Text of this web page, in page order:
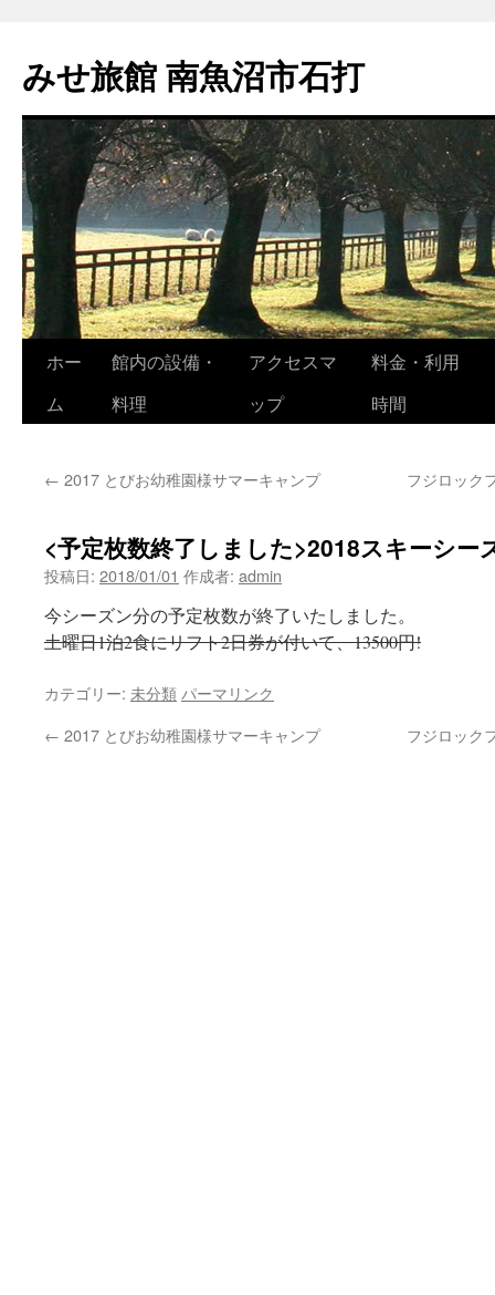
テ
ン
ス
キ
ッ
プ
みせ旅館 南魚沼市石打
ホー
ム
館内の設備・
料理
アクセスマ
ップ
料金・利用
時間
← 2017 とびお幼稚園様サマーキャンプ フジロック
<予定枚数終了しました>2018スキーシー
投稿日: 2018/01/01 作成者: admin
今シーズン分の予定枚数が終了いたしました。
土曜日1泊2食にリフト2日券が付いて、13500円!
カテゴリー: 未分類 パーマリンク
← 2017 とびお幼稚園様サマーキャンプ フジロック